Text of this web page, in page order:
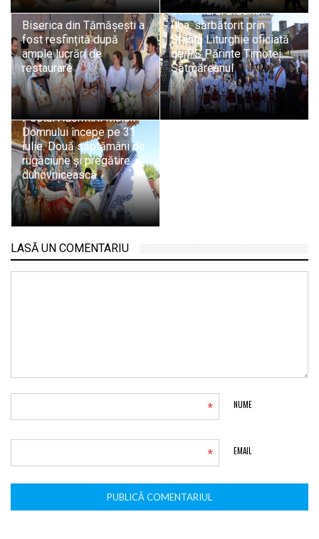
Biserica din Tămășești a
fost resfințită după
ample lucrări de
restaurare
Centenarul bisericii din
Ilba, sărbătorit prin
Sfânta Liturghie oficiată
de PS Părinte Timotei
Sătmăreanul
Postul Adormirii Maicii
Domnului începe pe 31
iulie. Două săptămâni de
rugăciune și pregătire
duhovnicească
LASĂ UN COMENTARIU
NUME
*
EMAIL
*